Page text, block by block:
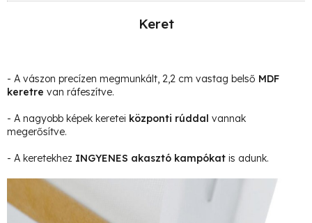
Keret
- A vászon precízen megmunkált, 2,2 cm vastag belső MDF
keretre van ráfeszítve.
- A nagyobb képek keretei központi rúddal vannak
megerősítve.
- A keretekhez INGYENES akasztó kampókat is adunk.